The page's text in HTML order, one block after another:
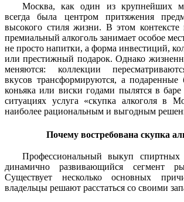
Москва, как один из крупнейших
всегда была центром притяжения
высокого стиля жизни. В этом
премиальный алкоголь занимает особое
не просто напитки, а форма инвестиций,
или престижный подарок. Однако
меняются: коллекции
вкусов трансформируются, а подаренные
коньяка или виски годами пылятся в
ситуациях услуга «скупка алкоголя в
наиболее рациональным и выгодным
Почему востребована скупка
Профессиональный выкуп
динамично развивающийся сегмент
Существует несколько основных
владельцы решают расстаться со своими